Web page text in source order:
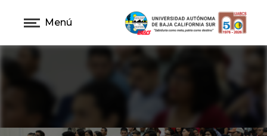
Menú